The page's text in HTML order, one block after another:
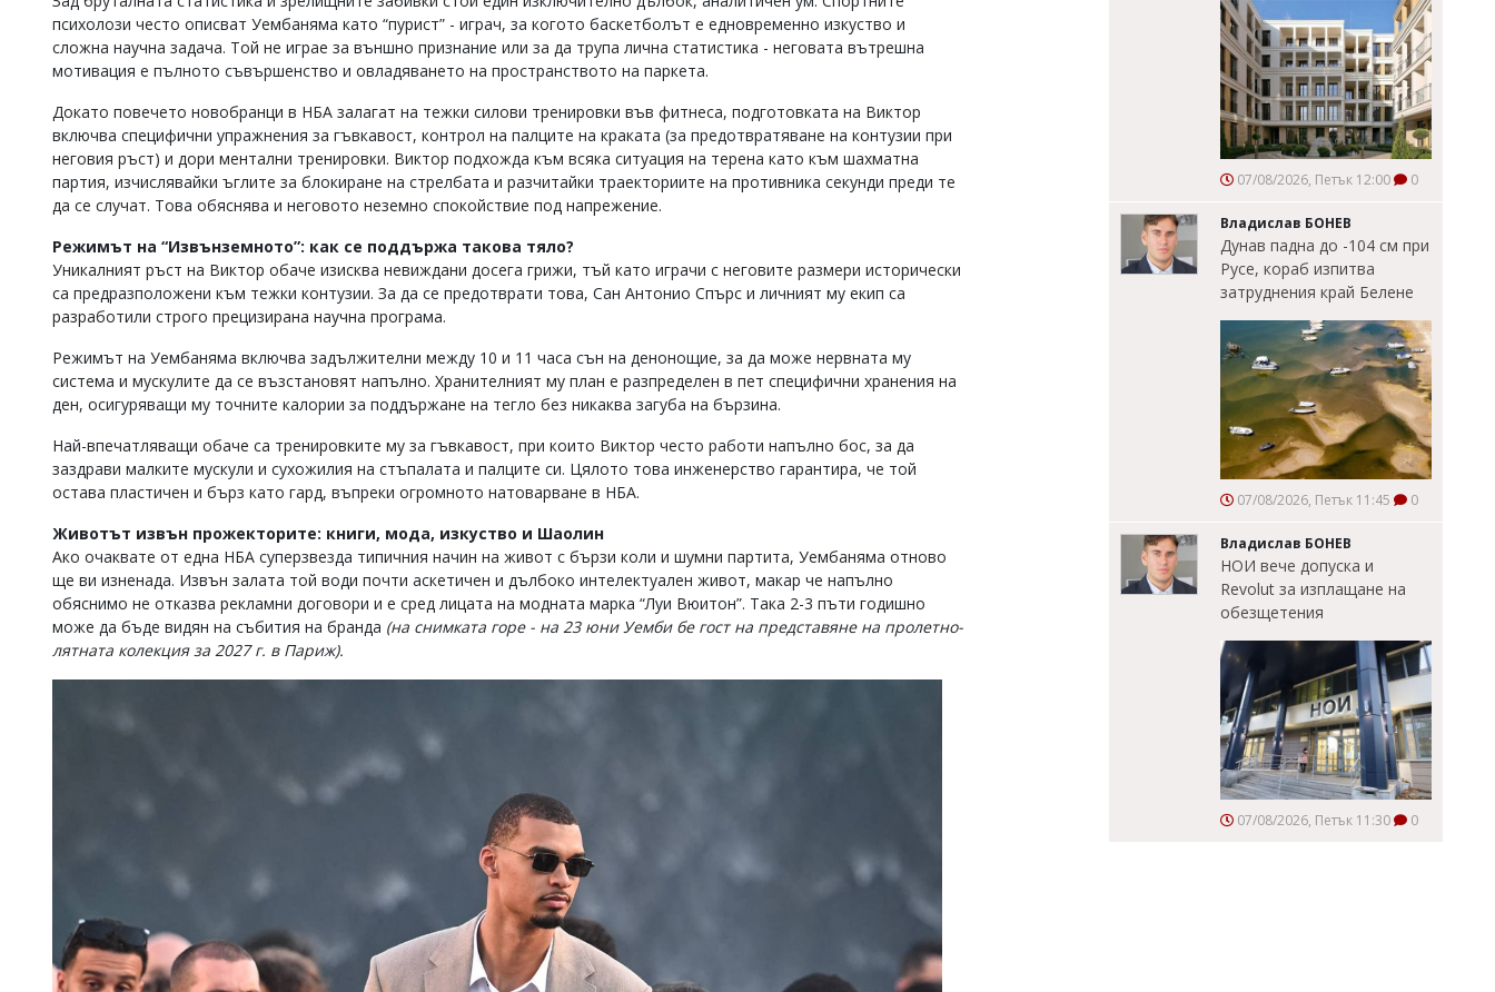
психолози често описват Уембаняма като “пурист” - играч, за когото баскетболът е едновременно изкуство и
сложна научна задача. Той не играе за външно признание или за да трупа лична статистика - неговата вътрешна
мотивация е пълното съвършенство и овладяването на пространството на паркета.
Докато повечето новобранци в НБА залагат на тежки силови тренировки във фитнеса, подготовката на Виктор
включва специфични упражнения за гъвкавост, контрол на палците на краката (за предотвратяване на контузии при
неговия ръст) и дори ментални тренировки. Виктор подхожда към всяка ситуация на терена като към шахматна
партия, изчислявайки ъглите за блокиране на стрелбата и разчитайки траекториите на противника секунди преди те
да се случат. Това обяснява и неговото неземно спокойствие под напрежение.
Режимът на “Извънземното”: как се поддържа такова тяло?
Уникалният ръст на Виктор обаче изисква невиждани досега грижи, тъй като играчи с неговите размери исторически
са предразположени към тежки контузии. За да се предотврати това, Сан Антонио Спърс и личният му екип са
разработили строго прецизирана научна програма.
Режимът на Уембаняма включва задължителни между 10 и 11 часа сън на денонощие, за да може нервната му
система и мускулите да се възстановят напълно. Хранителният му план е разпределен в пет специфични хранения на
ден, осигуряващи му точните калории за поддържане на тегло без никаква загуба на бързина.
Най-впечатляващи обаче са тренировките му за гъвкавост, при които Виктор често работи напълно бос, за да
заздрави малките мускули и сухожилия на стъпалата и палците си. Цялото това инженерство гарантира, че той
остава пластичен и бърз като гард, въпреки огромното натоварване в НБА.
Животът извън прожекторите: книги, мода, изкуство и Шаолин
Ако очаквате от една НБА суперзвезда типичния начин на живот с бързи коли и шумни партита, Уембаняма отново
ще ви изненада. Извън залата той води почти аскетичен и дълбоко интелектуален живот, макар че напълно
обяснимо не отказва рекламни договори и е сред лицата на модната марка “Луи Вюитон”. Така 2-3 пъти годишно
може да бъде видян на събития на бранда (на снимката горе - на 23 юни Уемби бе гост на представяне на пролетно-
лятната колекция за 2027 г. в Париж).
07/08/2026, Петък 12:00 0
Владислав БОНЕВ
Дунав падна до -104 см при
Русе, кораб изпитва
затруднения край Белене
07/08/2026, Петък 11:45 0
Владислав БОНЕВ
НОИ вече допуска и
Revolut за изплащане на
обезщетения
07/08/2026, Петък 11:30 0